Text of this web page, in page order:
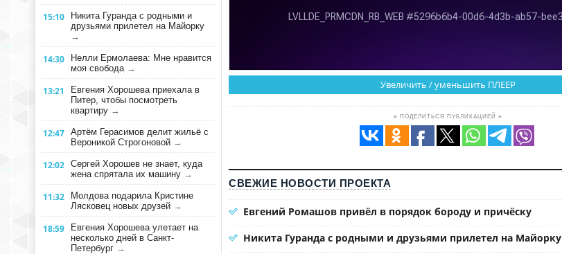
15:10
Никита Гуранда с родными и
друзьями прилетел на Майорку
→
14:30
Нелли Ермолаева: Мне нравится
моя свобода →
13:21
Евгения Хорошева приехала в
Питер, чтобы посмотреть
квартиру →
12:47 Артём Герасимов делит жильё с
Вероникой Строгоновой →
12:02 Сергей Хорошев не знает, куда
жена спрятала их машину →
11:32
Молдова подарила Кристине
Лясковец новых друзей →
18:59
Евгения Хорошева улетает на
несколько дней в Санкт-
Петербург →
Увеличить / уменьшить ПЛЕЕР
≡ ПОДЕЛИТЬСЯ ПУБЛИКАЦИЕЙ ≡
СВЕЖИЕ НОВОСТИ ПРОЕКТА
Евгений Ромашов привёл в порядок бороду и причёску
Никита Гуранда с родными и друзьями прилетел на Майорку